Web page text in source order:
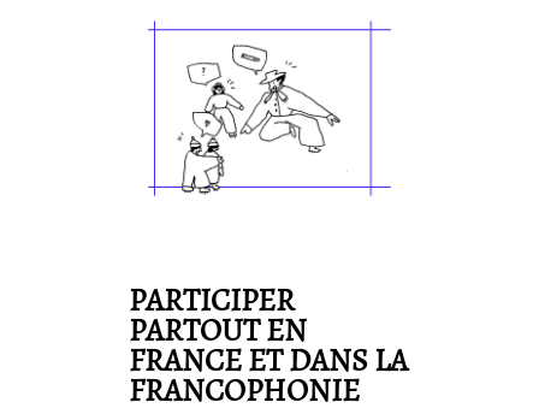
PARTICIPER
PARTOUT EN
FRANCE ET DANS LA
FRANCOPHONIE